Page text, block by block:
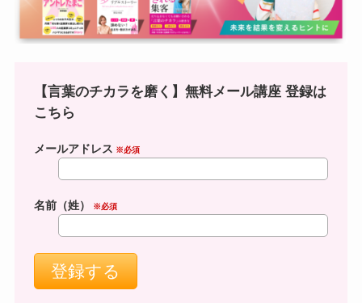
【言葉のチカラを磨く】無料メール講座 登録は
こちら
メールアドレス ※必須
名前（姓） ※必須